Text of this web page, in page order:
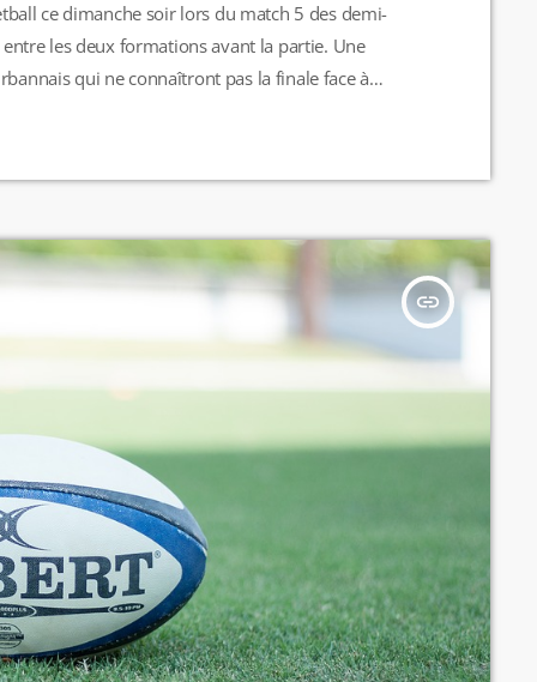
ce dimanche soir lors du match 5 des demi-
les deux formations avant la partie. Une
qui ne connaîtront pas la finale face à
insert_link